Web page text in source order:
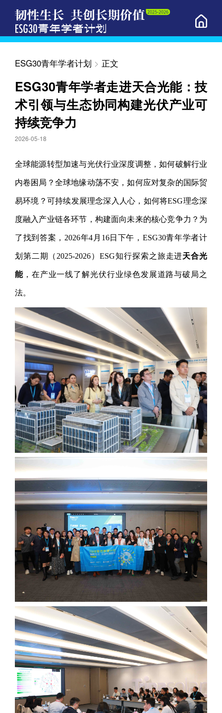
ESG30青年学者计划 > 正文
ESG30青年学者走进天合光能：技
术引领与生态协同构建光伏产业可
持续竞争力
2026-05-18
全球能源转型加速与光伏行业深度调整，如何破解行业
内卷困局？全球地缘动荡不安，如何应对复杂的国际贸
易环境？可持续发展理念深入人心，如何将ESG理念深
度融入产业链各环节，构建面向未来的核心竞争力？为
了找到答案，2026年4月16日下午，ESG30青年学者计
划第二期（2025-2026）ESG知行探索之旅走进天合光
能，在产业一线了解光伏行业绿色发展道路与破局之
法。